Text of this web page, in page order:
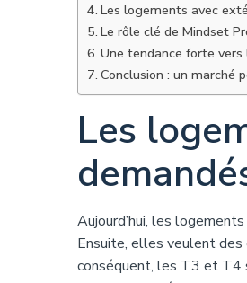
Les logements avec
Le rôle clé de Mindset
Une tendance forte vers
Conclusion : un marché
Les
Aujourd’hui, les
Ensuite, elles veulent
conséquent, les T3 et T4